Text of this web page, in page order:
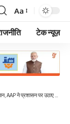
Font
Resizer
Aa
टेक न्यूज़
ने प्रशासन पर उठाए सवाल